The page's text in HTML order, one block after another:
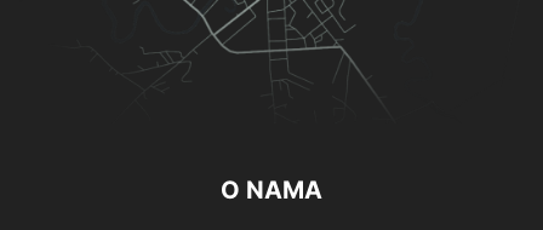
O NAMA